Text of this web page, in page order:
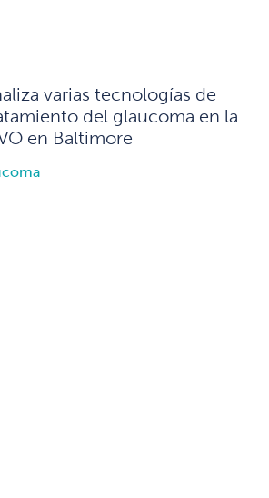
varias tecnologías de
del glaucoma en la
en Baltimore